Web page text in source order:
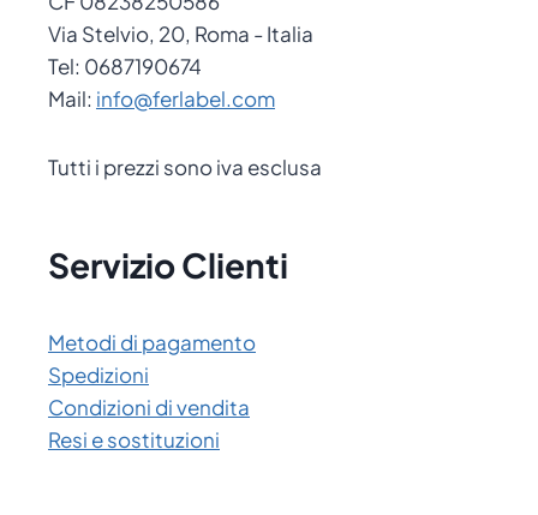
Via Stelvio, 20, Roma - Italia
Tel: 0687190674
Mail: info@ferlabel.com
Tutti i prezzi sono iva esclusa
Servizio Clienti
Metodi di pagamento
Spedizioni
Condizioni di vendita
Resi e sostituzioni